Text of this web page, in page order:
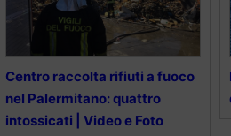
Centro raccolta rifiuti a fuoco
nel Palermitano: quattro
intossicati | Video e Foto